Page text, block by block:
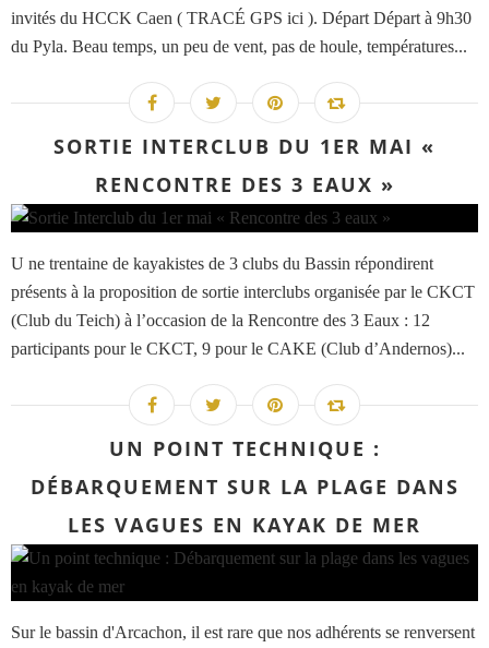
invités du HCCK Caen ( TRACÉ GPS ici ). Départ Départ à 9h30
du Pyla. Beau temps, un peu de vent, pas de houle, températures...
SORTIE INTERCLUB DU 1ER MAI «
RENCONTRE DES 3 EAUX »
U ne trentaine de kayakistes de 3 clubs du Bassin répondirent
présents à la proposition de sortie interclubs organisée par le CKCT
(Club du Teich) à l’occasion de la Rencontre des 3 Eaux : 12
participants pour le CKCT, 9 pour le CAKE (Club d’Andernos)...
UN POINT TECHNIQUE :
DÉBARQUEMENT SUR LA PLAGE DANS
LES VAGUES EN KAYAK DE MER
Sur le bassin d'Arcachon, il est rare que nos adhérents se renversent